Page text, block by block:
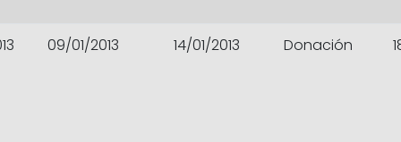
09/01/2013 14/01/2013 Donación